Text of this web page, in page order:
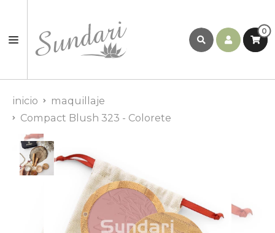
0
inicio
maquillaje
Compact Blush 323 - Colorete